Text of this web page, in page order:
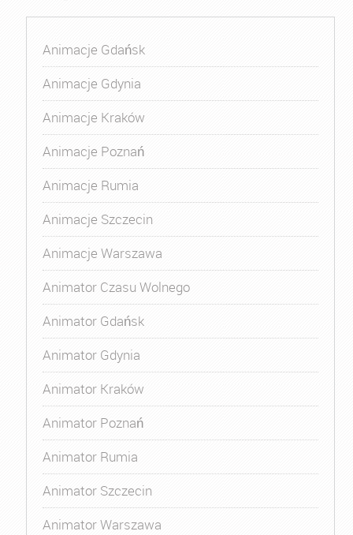
Animacje Gdańsk
Animacje Gdynia
Animacje Kraków
Animacje Poznań
Animacje Rumia
Animacje Szczecin
Animacje Warszawa
Animator Czasu Wolnego
Animator Gdańsk
Animator Gdynia
Animator Kraków
Animator Poznań
Animator Rumia
Animator Szczecin
Animator Warszawa